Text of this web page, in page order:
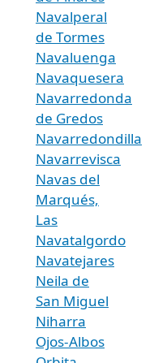
Navalperal
de Tormes
Navaluenga
Navaquesera
Navarredonda
de Gredos
Navarredondilla
Navarrevisca
Navas del
Marqués,
Las
Navatalgordo
Navatejares
Neila de
San Miguel
Niharra
Ojos-Albos